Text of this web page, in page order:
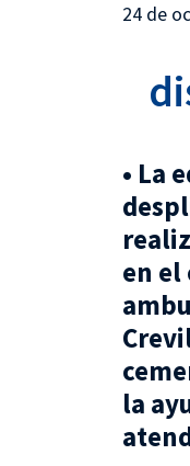
24 de
• La
en el
la